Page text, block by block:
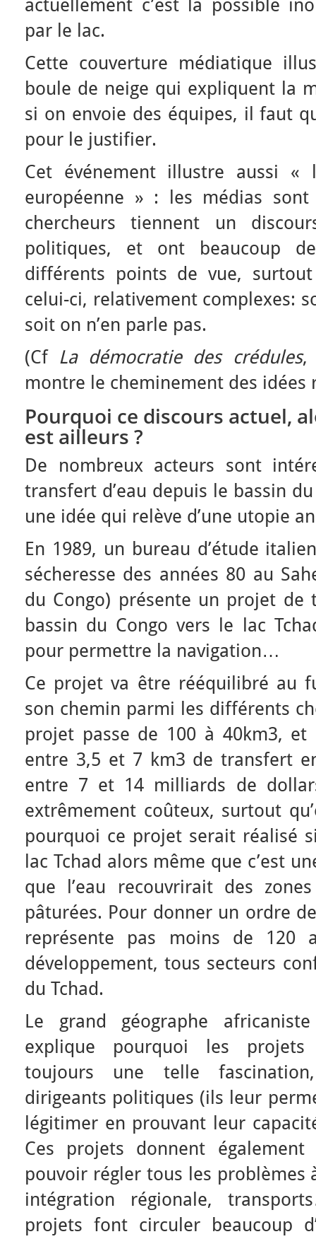
actuellement c’est la possible
par le lac.
Cette couverture médiatique
boule de neige qui expliquent la
si on envoie des équipes, il faut
pour le justifier.
Cet événement illustre aussi «
européenne » : les médias
chercheurs tiennent un
politiques, et ont beaucoup
différents points de vue,
celui-ci, relativement complexes:
soit on n’en parle pas.
(Cf La démocratie des crédules,
montre le cheminement des idées
Pourquoi ce discours actuel,
est ailleurs ?
De nombreux acteurs sont
transfert d’eau depuis le bassin
une idée qui relève d’une utopie
En 1989, un bureau d’étude
sécheresse des années 80 au
du Congo) présente un projet de
bassin du Congo vers le lac
pour permettre la navigation…
Ce projet va être rééquilibré au
son chemin parmi les différents
projet passe de 100 à 40km3, et
entre 3,5 et 7 km3 de transfert
entre 7 et 14 milliards de
extrêmement coûteux, surtout
pourquoi ce projet serait réalisé
lac Tchad alors même que c’est
que l’eau recouvrirait des
pâturées. Pour donner un ordre
représente pas moins de 120
développement, tous secteurs
du Tchad.
Le grand géographe
explique pourquoi les projets
toujours une telle
dirigeants politiques (ils leur
légitimer en prouvant leur
Ces projets donnent également
pouvoir régler tous les problèmes
intégration régionale,
projets font circuler beaucoup